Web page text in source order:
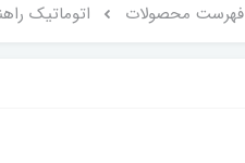
فهرست محصولات اتوماتیک راهنما آریکو مدل